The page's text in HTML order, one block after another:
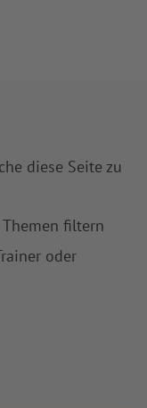
diese Seite zu
filtern
oder